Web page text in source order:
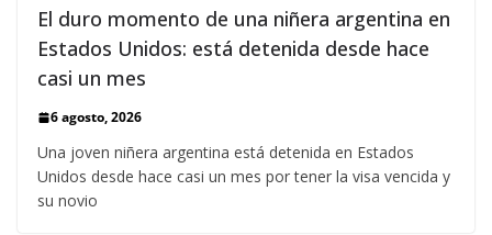
El duro momento de una niñera argentina en
Estados Unidos: está detenida desde hace
casi un mes
6 agosto, 2026
Una joven niñera argentina está detenida en Estados
Unidos desde hace casi un mes por tener la visa vencida y
su novio